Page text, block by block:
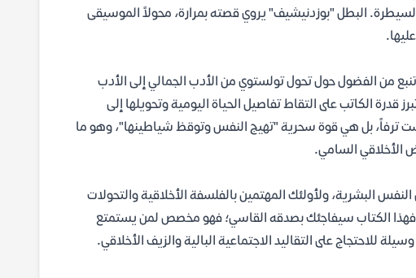
البطل "بوزدنيشيف" يروي قصته بمرارة، محولاً الموسيقى
تنبع من الفضول حول تحول تولستوي من الأدب الجمالي إلى الأدب
الكاتب على التقاط تفاصيل الحياة اليومية وتحويلها إلى
ترفاً، بل هي قوة سحرية "تهيج النفس وتوقظ شياطينها"، وهو ما
الأخلاقي السامي.
البشرية، ولأولئك المهتمين بالفلسفة الأخلاقية والتحولات
فهذا الكتاب سيفاجئك بصدقه القاسي؛ فهو مخصص لمن يستمتع
للاحتجاج على التقاليد الاجتماعية البالية والزيف الأخلاقي.